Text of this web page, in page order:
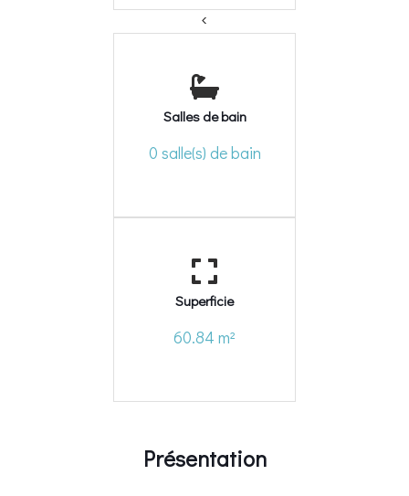
<
Salles de bain
0 salle(s) de bain
Superficie
60.84 m²
Présentation